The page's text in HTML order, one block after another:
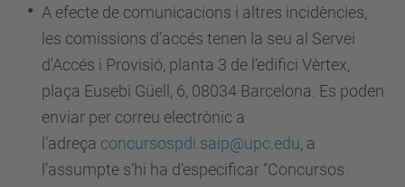
A efecte de comunicacions i altres incidències,
les comissions d’accés tenen la seu al Servei
d'Accés i Provisió, planta 3 de l’edifici Vèrtex,
plaça Eusebi Güell, 6, 08034 Barcelona. Es poden
enviar per correu electrònic a
l’adreça concursospdi.saip@upc.edu, a
l’assumpte s’hi ha d’especificar “Concursos